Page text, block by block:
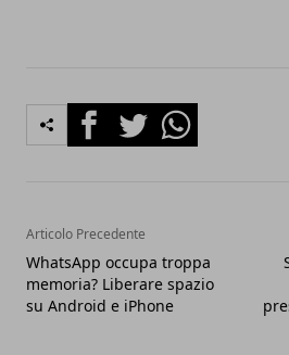
FacebookTwitterWhatsapp
Articolo Precedente
WhatsApp occupa troppa
memoria? Liberare spazio
su Android e iPhone